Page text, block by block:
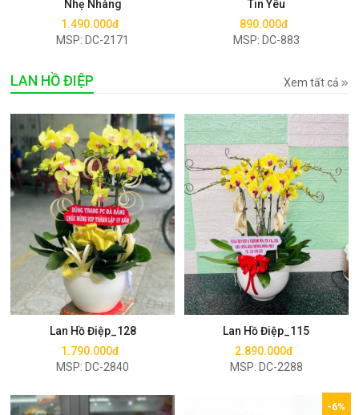
Nhẹ Nhàng
1.490.000đ
MSP: DC-2171
Tin Yêu
890.000đ
MSP: DC-883
LAN HỒ ĐIỆP Xem tất cả
Lan Hồ Điệp_128
1.790.000đ
MSP: DC-2840
Mua ngay
Lan Hồ Điệp_115
2.890.000đ
MSP: DC-2288
Mua ngay
-6%